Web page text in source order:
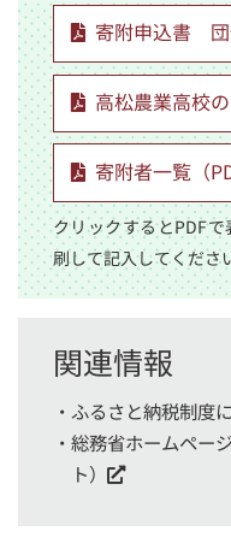
寄附申込書 団
高松農業高校の
寄附者一覧（
クリックするとPDF
刷して記入してくださ
関連情報
ふるさと納税制度
総務省ホームペー
ト）